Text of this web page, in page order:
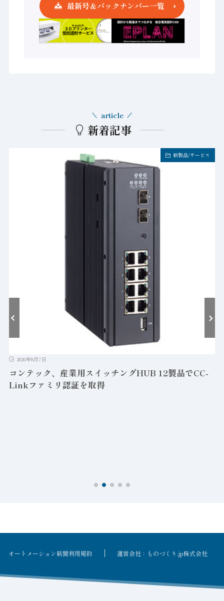
最新号＆バックナンバー一覧
新着記事
article
新製品/サービス
2026年8月7日
コンテック、産業用スイッチングHUB 12製品でCC-
Linkファミリ認証を取得
オートメーション新聞利用規約 運営会社：ものづくり.jp株式会社